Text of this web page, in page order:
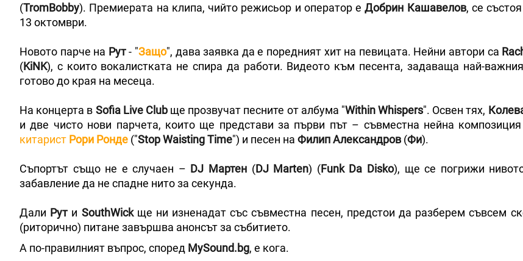
(TromBobby). Премиерата на клипа, чийто режисьор и оператор еДобрин Кашавелов, се
13 октомври.
Новото парче на Рут- "Защо", дава заявка да е поредният хит на певицата. Нейни автори са
(KiNK), с които вокалистката не спира да работи. Видеото към песента, задаваща най-
готово до края на месеца.
На концерта в Sofia Live Clubще прозвучат песните от албума "Within Whispers". Освен тях,
и две чисто нови парчета, които ще представи за първи път – съвместна нейна
китарист Рори Ронде ("Stop Waisting Time") и песен на Филип Александров (Фи).
Съпортът също не е случаен – DJ Мартен (DJ Marten) (Funk Da Disko), ще се погрижи
забавление да не спадне нито за секунда.
Дали Рут и SouthWickще ни изненадат със съвместна песен, предстои да разберем съвсем
(риторично) питане завършва анонсът за събитието.
А по-правилният въпрос, според MySound.bg, е кога.